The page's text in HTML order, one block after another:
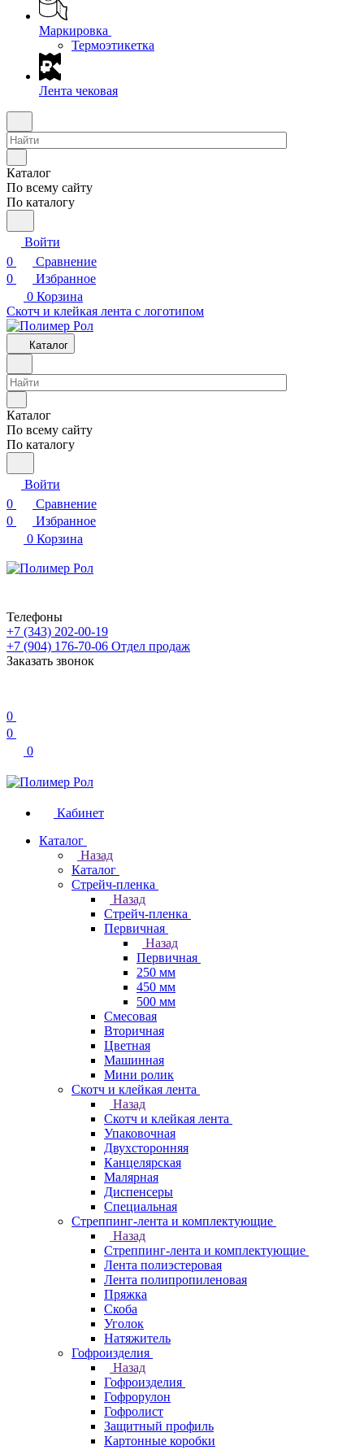
Маркировка
Термоэтикетка
Лента чековая
Каталог
По всему сайту
По каталогу
Войти
0
Сравнение
0
Избранное
0 Корзина
Скотч и клейкая лента с логотипом
Каталог
Каталог
По всему сайту
По каталогу
Войти
0
Сравнение
0
Избранное
0 Корзина
Телефоны
+7 (343) 202-00-19
+7 (904) 176-70-06 Отдел продаж
Заказать звонок
0
0
0
Кабинет
Каталог
Назад
Каталог
Стрейч-пленка
Назад
Стрейч-пленка
Первичная
Назад
Первичная
250 мм
450 мм
500 мм
Смесовая
Вторичная
Цветная
Машинная
Мини ролик
Скотч и клейкая лента
Назад
Скотч и клейкая лента
Упаковочная
Двухсторонняя
Канцелярская
Малярная
Диспенсеры
Специальная
Стреппинг-лента и комплектующие
Назад
Стреппинг-лента и комплектующие
Лента полиэстеровая
Лента полипропиленовая
Пряжка
Скоба
Уголок
Натяжитель
Гофроизделия
Назад
Гофроизделия
Гофрорулон
Гофролист
Защитный профиль
Картонные коробки